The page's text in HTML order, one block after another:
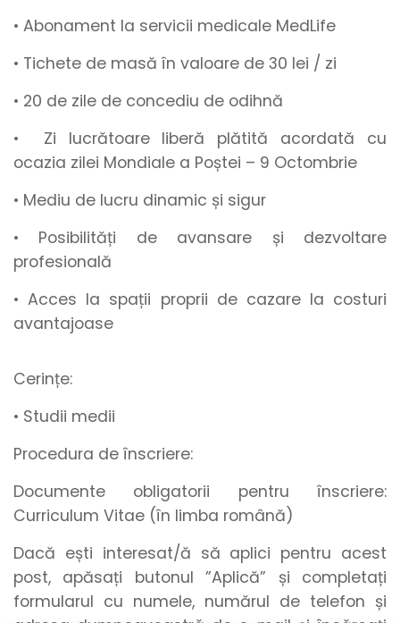
• Abonament la servicii medicale MedLife
• Tichete de masă în valoare de 30 lei / zi
• 20 de zile de concediu de odihnă
• Zi lucrătoare liberă plătită acordată cu
ocazia zilei Mondiale a Poștei – 9 Octombrie
• Mediu de lucru dinamic și sigur
• Posibilități de avansare și dezvoltare
profesională
• Acces la spații proprii de cazare la costuri
avantajoase
Cerințe:
• Studii medii
Procedura de înscriere:
Documente obligatorii pentru înscriere:
Curriculum Vitae (în limba română)
Dacă ești interesat/ă să aplici pentru acest
post, apăsați butonul”Aplică” și completați
formularul cu numele, numărul de telefon și